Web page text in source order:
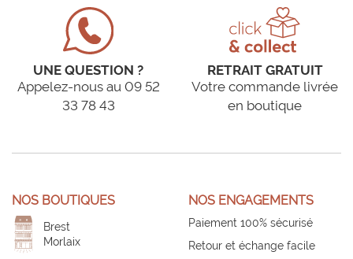
UNE QUESTION ?
Appelez-nous au 09 52
33 78 43
RETRAIT GRATUIT
Votre commande livrée
en boutique
NOS BOUTIQUES
Brest
Morlaix
NOS ENGAGEMENTS
Paiement 100% sécurisé
Retour et échange facile